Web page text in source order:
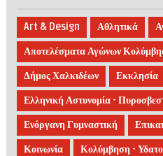
Art & Design Αθλητικά
Αποτελέσματα Αγώνων
Δήμος Χαλκιδέων Εκκλησία
Ελληνική Αστυνομία -
Ενόργανη Γυμναστική
Κοινωνία Κολύμβηση -